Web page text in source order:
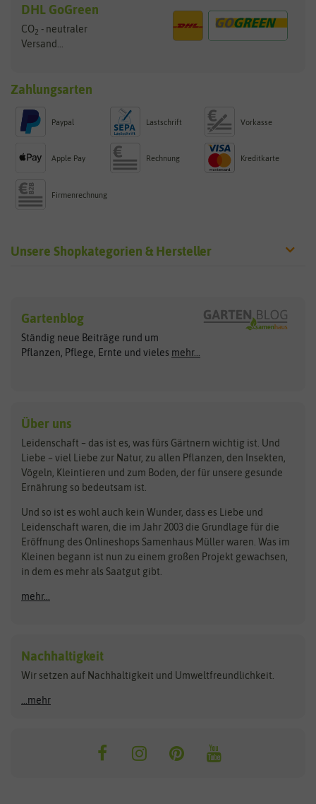
DHL GoGreen
CO2 - neutraler
Versand...
Zahlungsarten
Paypal Lastschrift Vorkasse
Apple Pay Rechnung Kreditkarte
Firmenrechnung
Unsere Shopkategorien & Hersteller
Exotische Samen
Gemüsesamen
Gründünger
Kräutersamen
Obstsamen
Pilzbrut
Rasensamen
Steckzwiebeln
Zimmer & Kübelpflanzen
Kataloge
Schnäppchen
Anzucht & Gartenzubehör
Anzuchtschalen
Heizmatte & Heizkabel
Kokos-Quelltabletten
Zimmergewächshaus
Arche Noah
ASB Greenworld
Benary
Bingenheimer Saatgut
Bionana
BIOWOL
Blumicorn
Bûten Birds
Carl Pabst
Clever Pots
COMPO
Dürr-Samen
Feldsaaten Freudenberger
Fertil
Flora Elite
Florissa
Flortis
Franchi Sementi
Hortitops
JUB Holland
Gartenblog
Ständig neue Beiträge rund um
Pflanzen, Pflege, Ernte und vieles mehr...
Über uns
Leidenschaft – das ist es, was fürs Gärtnern wichtig ist. Und
Liebe – viel Liebe zur Natur, zu allen Pflanzen, den Insekten,
Vögeln, Kleintieren und zum Boden, der für unsere gesunde
Ernährung so bedeutsam ist.
Und so ist es wohl auch kein Wunder, dass es Liebe und
Leidenschaft waren, die im Jahr 2003 die Grundlage für die
Eröffnung des Onlineshops Samenhaus Müller waren. Was im
Kleinen begann ist nun zu einem großen Projekt gewachsen,
in dem es mehr als Saatgut gibt.
mehr...
Nachhaltigkeit
Wir setzen auf Nachhaltigkeit und Umweltfreundlichkeit.
...mehr